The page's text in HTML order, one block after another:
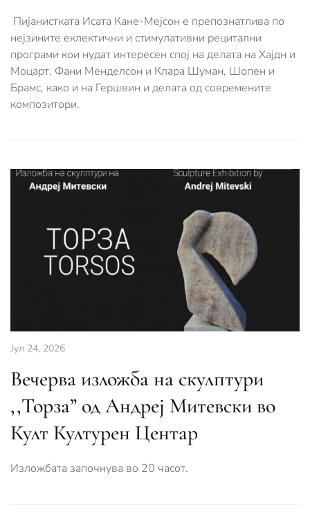
Пијанистката Исата Кане-Мејсон е препознатлива по
нејзините еклектични и стимулативни рецитални
програми кои нудат интересен спој на делата на Хајдн и
Моцарт, Фани Менделсон и Клара Шуман, Шопен и
Брамс, како и на Гершвин и делата од современите
композитори.
Јул 24, 2026
Вечерва изложба на скулптури
,,Торза” од Андреј Митевски во
Култ Културен Центар
Изложбата започнува во 20 часот.